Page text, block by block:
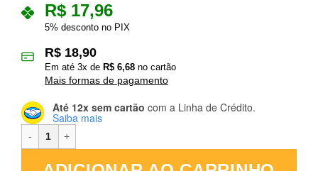
R$ 17,96
5% desconto no PIX
R$ 18,90
Em até 3x de R$ 6,68 no cartão
Mais formas de pagamento
Até 12x sem cartão com a Linha de Crédito.
Saiba mais